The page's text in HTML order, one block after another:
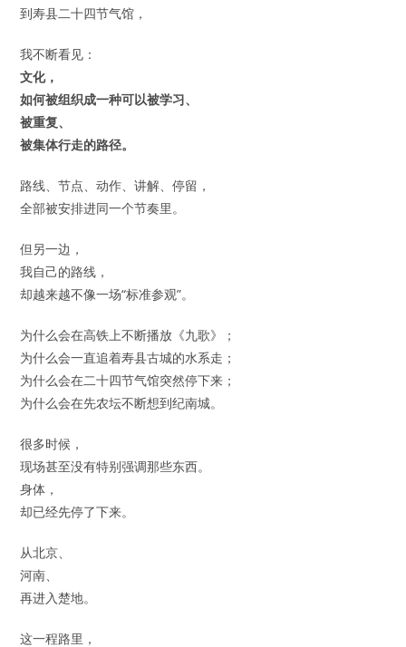
到寿县二十四节气馆，
我不断看见：
文化，
如何被组织成一种可以被学习、
被重复、
被集体行走的路径。
路线、节点、动作、讲解、停留，
全部被安排进同一个节奏里。
但另一边，
我自己的路线，
却越来越不像一场“标准参观”。
为什么会在高铁上不断播放《九歌》；
为什么会一直追着寿县古城的水系走；
为什么会在二十四节气馆突然停下来；
为什么会在先农坛不断想到纪南城。
很多时候，
现场甚至没有特别强调那些东西。
身体，
却已经先停了下来。
从北京、
河南、
再进入楚地。
这一程路里，